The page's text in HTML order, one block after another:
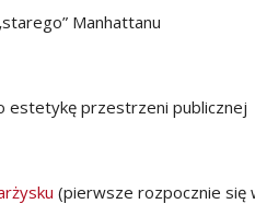
Manhattanu
estetykę przestrzeni publicznej
(pierwsze rozpocznie się